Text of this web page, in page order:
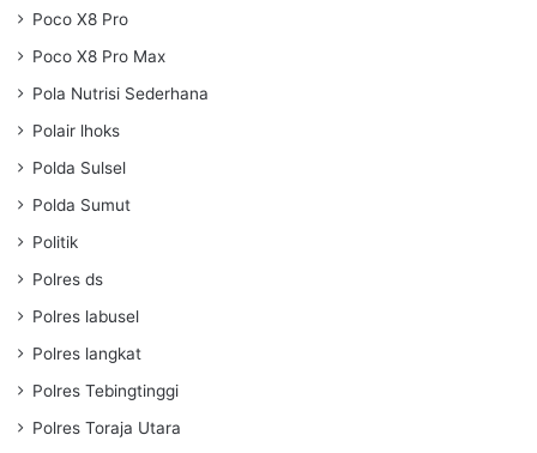
Poco X8 Pro
Poco X8 Pro Max
Pola Nutrisi Sederhana
Polair lhoks
Polda Sulsel
Polda Sumut
Politik
Polres ds
Polres labusel
Polres langkat
Polres Tebingtinggi
Polres Toraja Utara